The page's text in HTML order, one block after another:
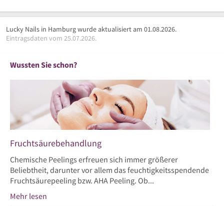
Lucky Nails in Hamburg wurde aktualisiert am 01.08.2026.
Eintragsdaten vom 25.07.2026.
Wussten Sie schon?
Fruchtsäurebehandlung
Chemische Peelings erfreuen sich immer größerer
Beliebtheit, darunter vor allem das feuchtigkeitsspendende
Fruchtsäurepeeling bzw. AHA Peeling. Ob...
Mehr lesen